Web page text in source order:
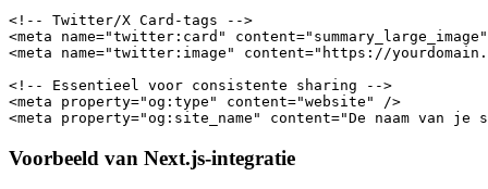
<!-- Twitter/X Card-tags -->
<meta name="twitter:card"
<meta name="twitter:image" content="https://
<!-- Essentieel voor consistente sharing -->
<meta property="og:type" content="website" />
Voorbeeld van Next.js-integratie